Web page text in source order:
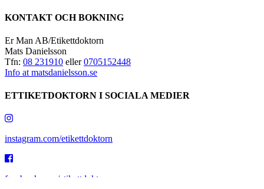
KONTAKT OCH BOKNING
Er Man AB/Etikettdoktorn
Mats Danielsson
Tfn: 08 231910 eller0705152448
Info at matsdanielsson.se
ETTIKETDOKTORN I SOCIALA MEDIER
instagram.com/etikettdoktorn
facebook.com/etikettdoktorn